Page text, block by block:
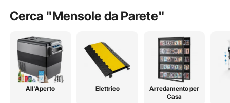
Cerca "Mensole da Parete"
All'Aperto Elettrico
Arredamento per
Casa